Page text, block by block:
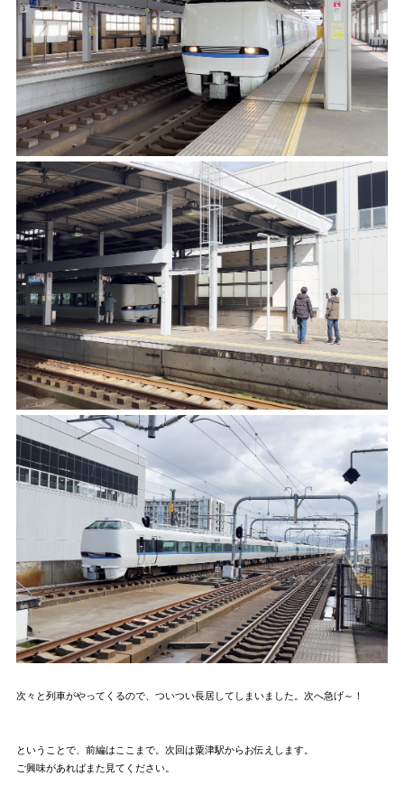
次々と列車がやってくるので、ついつい長居してしまいました。次へ急げ～！
ということで、前編はここまで。次回は粟津駅からお伝えします。
ご興味があればまた見てください。